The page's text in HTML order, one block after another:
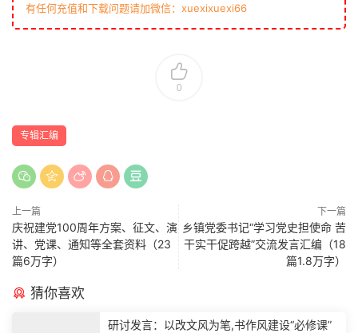
有任何充值和下载问题请加微信：xuexixuexi66
0
专辑汇编
上一篇
庆祝建党100周年方案、征文、演
讲、党课、通知等全套资料（23
篇6万字）
下一篇
乡镇党委书记“学习党史担使命 苦
干实干促跨越”交流发言汇编（18
篇1.8万字）
猜你喜欢
研讨发言：以改文风为笔,书作风建设“必修课”